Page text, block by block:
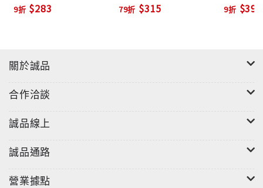
9折 $283 79折 $315 9折 $391
關於誠品
合作洽談
誠品線上
誠品通路
營業據點